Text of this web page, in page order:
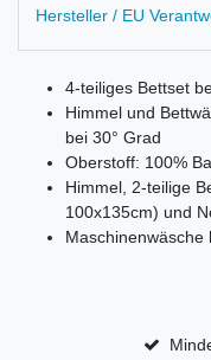
Hersteller / EU
4-teiliges Bettset
Himmel und
bei 30° Grad
Oberstoff: 100%
Himmel, 2-teilige
100x135cm) und
Maschinenwäsche